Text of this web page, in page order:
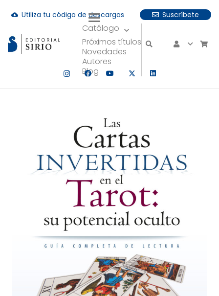
cloud_download Utiliza tu código de descargas Suscríbete
Catálogo
Próximos títulos
Novedades
Autores
Blog
hay resultados autocompletados, puedes utilizar las